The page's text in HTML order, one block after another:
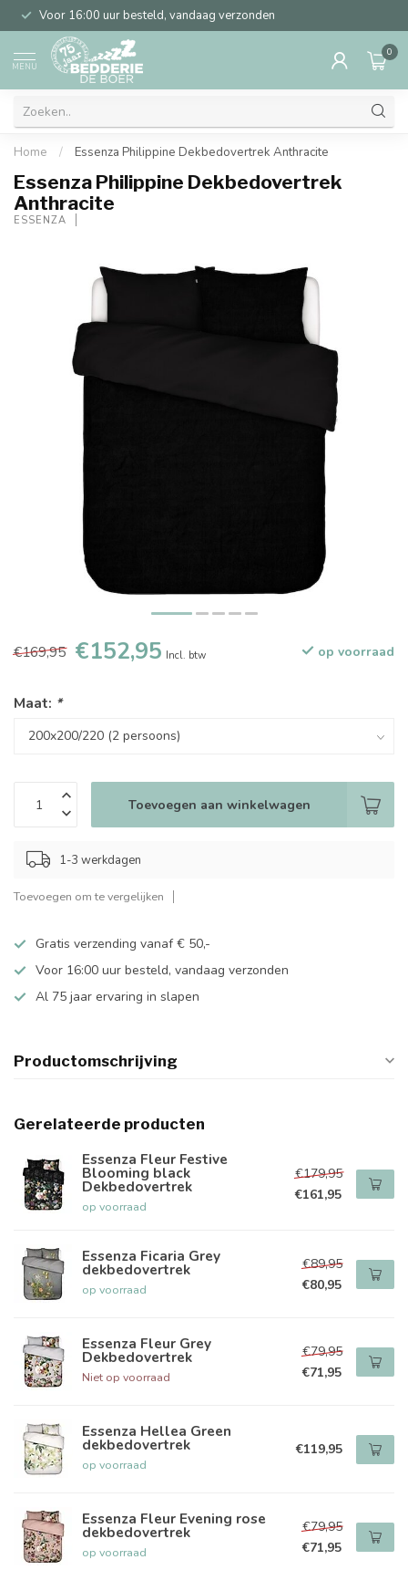
Voor 16:00 uur besteld, vandaag verzonden
MENU
0
Home / Essenza Philippine Dekbedovertrek Anthracite
Essenza Philippine Dekbedovertrek
Anthracite
ESSENZA
€169,95 €152,95 Incl. btw op voorraad
Maat: *
Toevoegen aan winkelwagen
1-3 werkdagen
Toevoegen om te vergelijken
Gratis verzending vanaf € 50,-
Voor 16:00 uur besteld, vandaag verzonden
Al 75 jaar ervaring in slapen
Productomschrijving
Gerelateerde producten
Essenza Fleur Festive
Blooming black
Dekbedovertrek
op voorraad
€179,95
€161,95
Essenza Ficaria Grey
dekbedovertrek
op voorraad
€89,95
€80,95
Essenza Fleur Grey
Dekbedovertrek
Niet op voorraad
€79,95
€71,95
Essenza Hellea Green
dekbedovertrek
op voorraad
€119,95
Essenza Fleur Evening rose
dekbedovertrek
op voorraad
€79,95
€71,95